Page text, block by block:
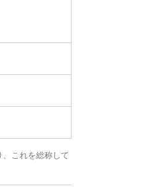
これを総称して